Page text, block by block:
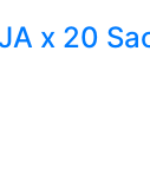
x 20